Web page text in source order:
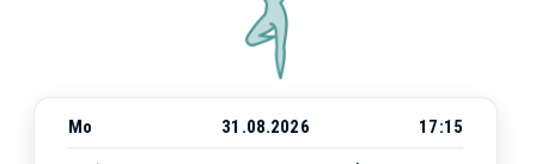
Mo 31.08.2026
17:15